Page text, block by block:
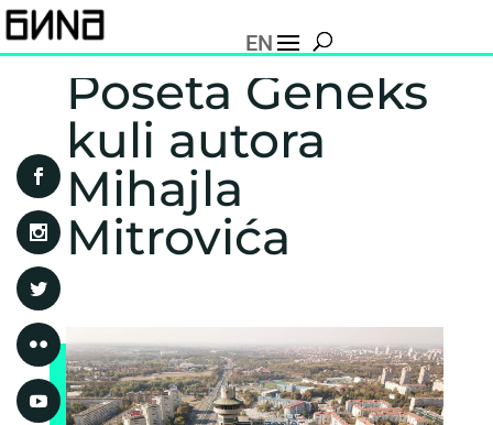
EN
Poseta Geneks
kuli autora
Mihajla
Mitrovića